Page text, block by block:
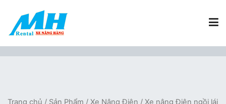
nội
Xe Nâng Hàng MH Rental
Trang chủ / Sản Phẩm / Xe Nâng Điện / Xe nâng Điện ngồi lái